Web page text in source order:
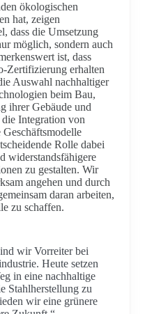
ökologischen
hat, zeigen
dass die Umsetzung
möglich, sondern auch
ist, dass
Zertifizierung erhalten
Auswahl nachhaltiger
beim Bau,
ihrer Gebäude und
Integration von
Rolle dabei
widerstandsfähigere
zu gestalten. Wir
angehen und durch
daran arbeiten,
zu schaffen.
wir Vorreiter bei
Heute setzen
in eine nachhaltige
Stahlherstellung zu
wir eine grünere